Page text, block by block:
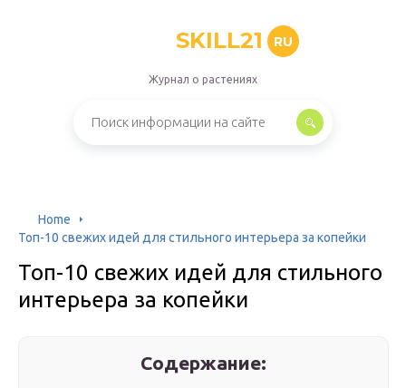
SKILL21 RU
Журнал о растениях
Home
Топ-10 свежих идей для стильного интерьера за копейки
Топ-10 свежих идей для стильного
интерьера за копейки
Содержание: